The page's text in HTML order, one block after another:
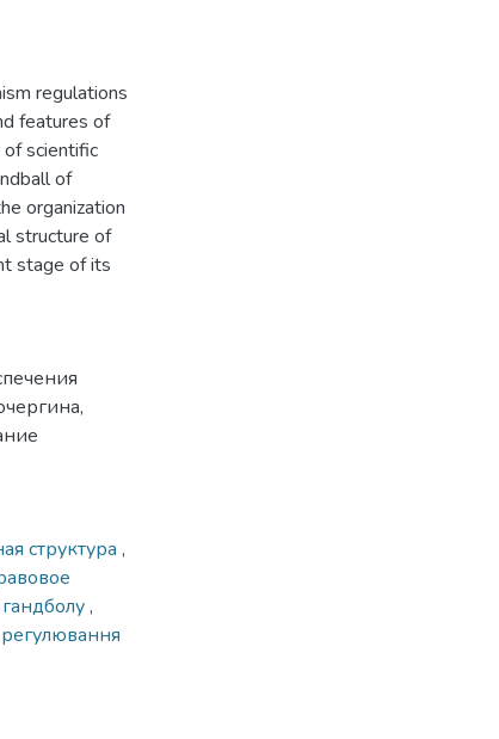
regulations
features of
scientific
of
organization
structure of
stage of its
структура ,
,